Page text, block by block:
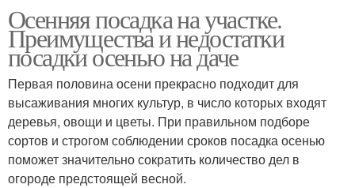
Осенняя посадка на участке.
Преимущества и недостатки
посадки осенью на даче
Первая половина осени прекрасно подходит для
высаживания многих культур, в число которых входят
деревья, овощи и цветы. При правильном подборе
сортов и строгом соблюдении сроков посадка осенью
поможет значительно сократить количество дел в
огороде предстоящей весной.